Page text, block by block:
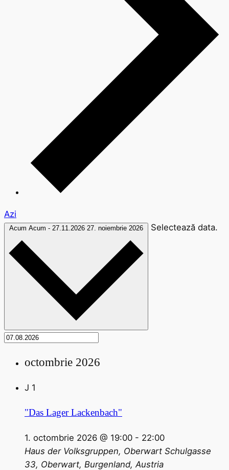
Azi
Acum Acum - 27.11.2026 27. noiembrie 2026 Selectează data.
octombrie 2026
J 1
"Das Lager Lackenbach"
1. octombrie 2026 @ 19:00 - 22:00
Haus der Volksgruppen, Oberwart Schulgasse
33, Oberwart, Burgenland, Austria